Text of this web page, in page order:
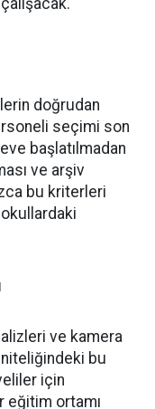
doğrudan
seçimi son
başlatılmadan
ve arşiv
bu kriterleri
ve kamera
niteliğindeki bu
için
eğitim ortamı